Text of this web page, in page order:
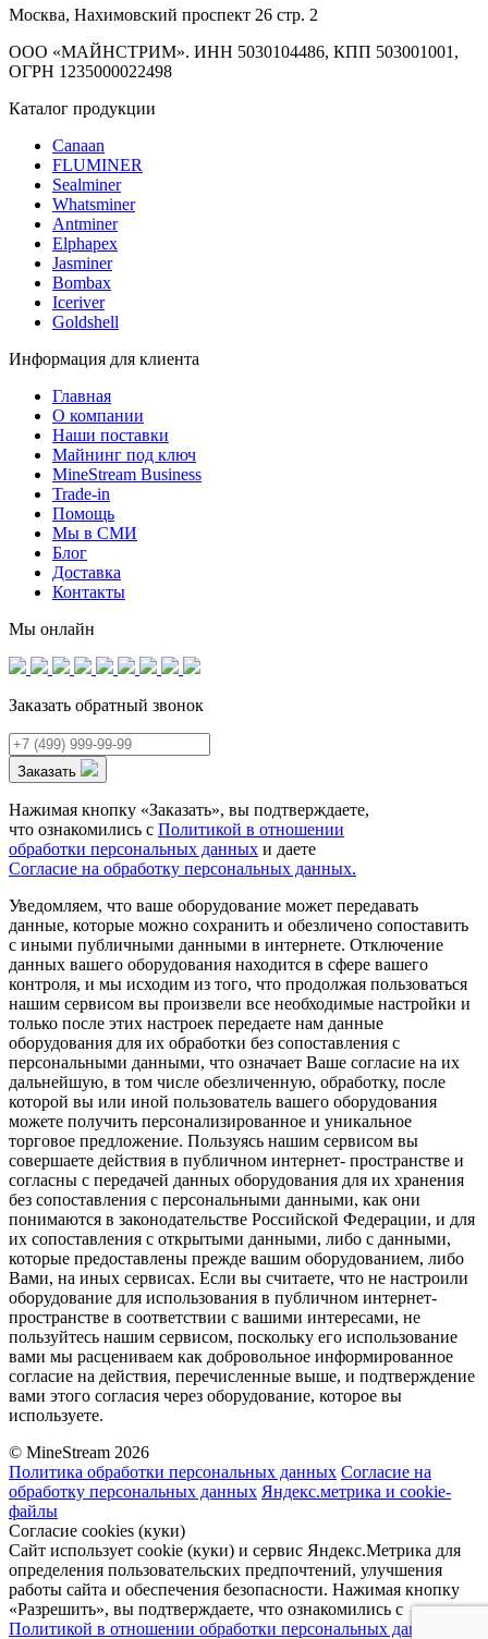
Москва, Нахимовский проспект 26 стр. 2
ООО «МАЙНСТРИМ». ИНН 5030104486, КПП 503001001,
ОГРН 1235000022498
Каталог продукции
Canaan
FLUMINER
Sealminer
Whatsminer
Antminer
Elphapex
Jasminer
Bombax
Iceriver
Goldshell
Информация для клиента
Главная
О компании
Наши поставки
Майнинг под ключ
MineStream Business
Trade-in
Помощь
Мы в СМИ
Блог
Доставка
Контакты
Мы онлайн
Заказать обратный звонок
Заказать
Нажимая кнопку «Заказать», вы подтверждаете,
что ознакомились с Политикой в отношении
обработки персональных данных и даете
Согласие на обработку персональных данных.
Уведомляем, что ваше оборудование может передавать
данные, которые можно сохранить и обезличено сопоставить
с иными публичными данными в интернете. Отключение
данных вашего оборудования находится в сфере вашего
контроля, и мы исходим из того, что продолжая пользоваться
нашим сервисом вы произвели все необходимые настройки и
только после этих настроек передаете нам данные
оборудования для их обработки без сопоставления с
персональными данными, что означает Ваше согласие на их
дальнейшую, в том числе обезличенную, обработку, после
которой вы или иной пользователь вашего оборудования
можете получить персонализированное и уникальное
торговое предложение. Пользуясь нашим сервисом вы
совершаете действия в публичном интернет- пространстве и
согласны с передачей данных оборудования для их хранения
без сопоставления с персональными данными, как они
понимаются в законодательстве Российской Федерации, и для
их сопоставления с открытыми данными, либо с данными,
которые предоставлены прежде вашим оборудованием, либо
Вами, на иных сервисах. Если вы считаете, что не настроили
оборудование для использования в публичном интернет-
пространстве в соответствии с вашими интересами, не
пользуйтесь нашим сервисом, поскольку его использование
вами мы расцениваем как добровольное информированное
согласие на действия, перечисленные выше, и подтверждение
вами этого согласия через оборудование, которое вы
используете.
© MineStream 2026
Политика обработки персональных данных Согласие на
обработку персональных данных Яндекс.метрика и cookie-
файлы
Согласие cookies (куки)
Сайт использует cookie (куки) и сервис Яндекс.Метрика для
определения пользовательских предпочтений, улучшения
работы сайта и обеспечения безопасности. Нажимая кнопку
«Разрешить», вы подтверждаете, что ознакомились с
Политикой в отношении обработки персональных данных